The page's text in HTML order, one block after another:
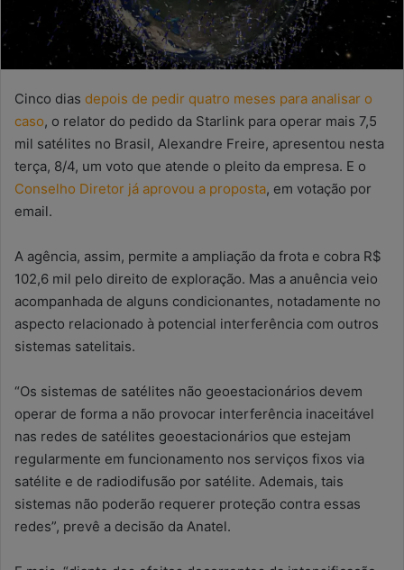
Cinco dias depois de pedir quatro meses para analisar o
caso, o relator do pedido da Starlink para operar mais 7,5
mil satélites no Brasil, Alexandre Freire, apresentou nesta
terça, 8/4, um voto que atende o pleito da empresa. E o
Conselho Diretor já aprovou a proposta, em votação por
email.
A agência, assim, permite a ampliação da frota e cobra R$
102,6 mil pelo direito de exploração. Mas a anuência veio
acompanhada de alguns condicionantes, notadamente no
aspecto relacionado à potencial interferência com outros
sistemas satelitais.
“Os sistemas de satélites não geoestacionários devem
operar de forma a não provocar interferência inaceitável
nas redes de satélites geoestacionários que estejam
regularmente em funcionamento nos serviços fixos via
satélite e de radiodifusão por satélite. Ademais, tais
sistemas não poderão requerer proteção contra essas
redes”, prevê a decisão da Anatel.